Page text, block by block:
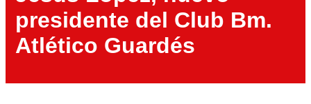
presidente del Club Bm.
Atlético Guardés